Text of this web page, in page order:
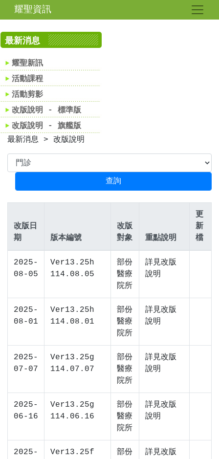
耀聖資訊
最新消息
耀聖新訊
活動課程
活動剪影
改版說明 - 標準版
改版說明 - 旗艦版
最新消息 > 改版說明
改版日
期
版本編號
改版
對象
重點說明
更
新
檔
2025-
08-05
Ver13.25h
114.08.05
部份
醫療
院所
詳見改版
說明
2025-
08-01
Ver13.25h
114.08.01
部份
醫療
院所
詳見改版
說明
2025-
07-07
Ver13.25g
114.07.07
部份
醫療
院所
詳見改版
說明
2025-
06-16
Ver13.25g
114.06.16
部份
醫療
院所
詳見改版
說明
2025-
Ver13.25f
部份
詳見改版